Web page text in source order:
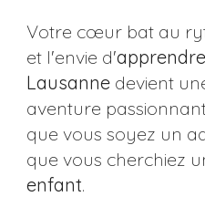
Votre cœur bat au
et l'envie d'apprendre
Lausannedevient
aventure
que vous soyez un
que vous cherchiez
enfant.